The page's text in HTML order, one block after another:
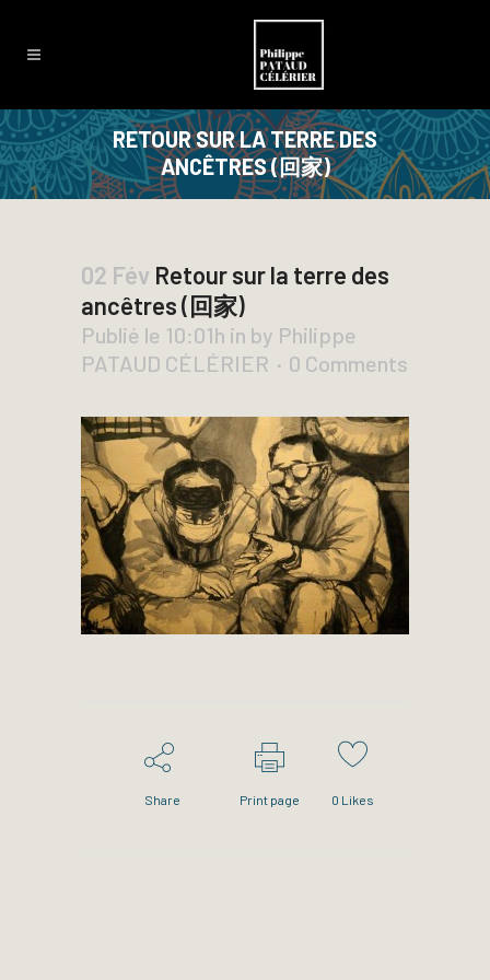
RETOUR SUR LA TERRE DES
ANCÊTRES (回家)
02 Fév Retour sur la terre des
ancêtres (回家)
Publié le 10:01h in by Philippe
PATAUD CÉLÉRIER
0 Comments
Share Print page 0 Likes